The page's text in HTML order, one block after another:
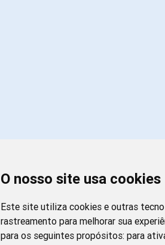
O nosso site usa cookies
Este site utiliza cookies e outras
rastreamento para melhorar sua
para os seguintes propósitos: para